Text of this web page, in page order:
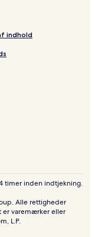
indhold
timer inden indtjekning.
Alle rettigheder
er varemærker eller
L.P.